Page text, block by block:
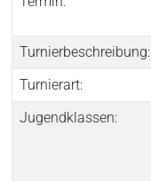
Turnierbeschreibung:
Turnierart:
Jugendklassen: